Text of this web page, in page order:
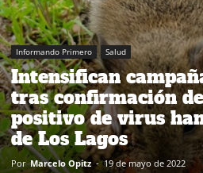
Informando Primero Salud
Intensifican
tras confirmación
positivo de virus
de Los Lagos
Por Marcelo Opitz - 19 de mayo de 2022